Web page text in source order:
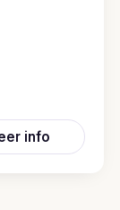
info